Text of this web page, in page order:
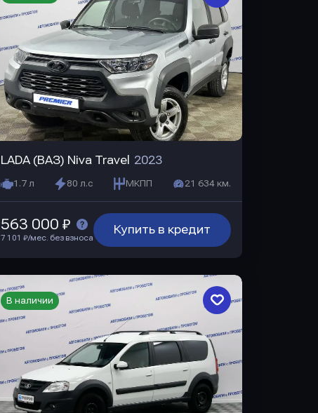
LADA (ВАЗ) Niva Travel 2023
1.7 л 80 л.с МКПП 21 634 км.
Купить в кредит
563 000 ₽
7 101 ₽/мес. без взноса
В наличии